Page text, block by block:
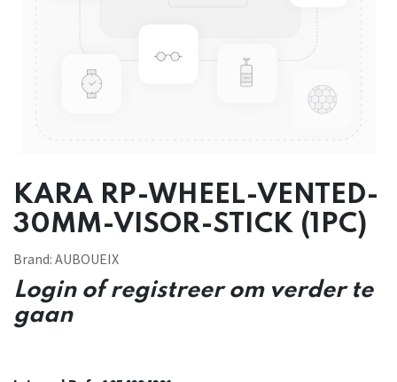
KARA RP-WHEEL-VENTED-
30MM-VISOR-STICK (1PC)
Brand: AUBOUEIX
Login of registreer om verder te
gaan